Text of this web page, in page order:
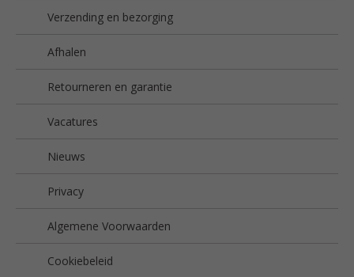
Verzending en bezorging
Afhalen
Retourneren en garantie
Vacatures
Nieuws
Privacy
Algemene Voorwaarden
Cookiebeleid